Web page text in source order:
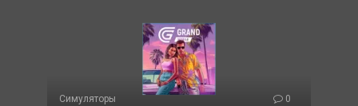
Симуляторы 0